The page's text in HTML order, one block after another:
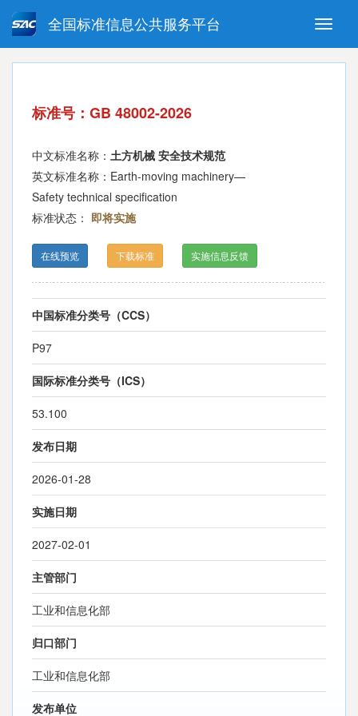
Toggle
全国标准信息公共服务平台
强制性国家标准 推荐性国家标准
指导性技术文件
标准号：GB 48002-2026
中文标准名称： 土方机械 安全技术规范
英文标准名称：Earth-moving machinery—
Safety technical specification
标准状态： 即将实施
在线预览 下载标准 实施信息反馈
中国标准分类号（CCS）
P97
国际标准分类号（ICS）
53.100
发布日期
2026-01-28
实施日期
2027-02-01
主管部门
工业和信息化部
归口部门
工业和信息化部
发布单位